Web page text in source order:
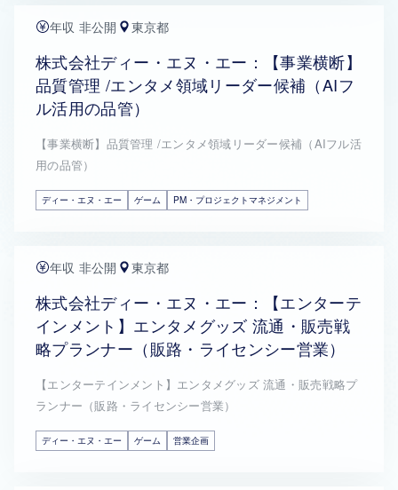
年収 非公開 東京都
株式会社ディー・エヌ・エー：【事業横断】
品質管理 /エンタメ領域リーダー候補（AIフ
ル活用の品管）
【事業横断】品質管理 /エンタメ領域リーダー候補（AIフル活
用の品管）
ディー・エヌ・エー ゲーム PM・プロジェクトマネジメント
年収 非公開 東京都
株式会社ディー・エヌ・エー：【エンターテ
インメント】エンタメグッズ 流通・販売戦
略プランナー（販路・ライセンシー営業）
【エンターテインメント】エンタメグッズ 流通・販売戦略プ
ランナー（販路・ライセンシー営業）
ディー・エヌ・エー ゲーム 営業企画